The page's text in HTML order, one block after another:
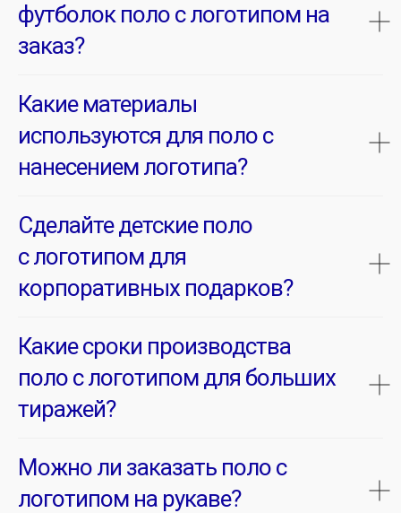
футболок поло с логотипом на
заказ?
Какие материалы
используются для поло с
нанесением логотипа?
Сделайте детские поло
с логотипом для
корпоративных подарков?
Какие сроки производства
поло с логотипом для больших
тиражей?
Можно ли заказать поло с
логотипом на рукаве?